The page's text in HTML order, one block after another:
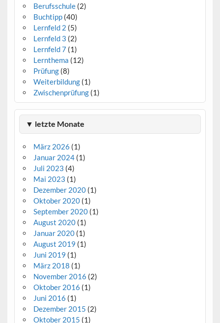
Berufsschule(2)
Buchtipp(40)
Lernfeld 2 (5)
Lernfeld 3 (2)
Lernfeld 7(1)
Lernthema (12)
Prüfung(8)
Weiterbildung(1)
Zwischenprüfung(1)
▼ letzte Monate
März 2026 (1)
Januar 2024(1)
Juli 2023 (4)
Mai 2023 (1)
Dezember 2020(1)
Oktober 2020(1)
September 2020(1)
August 2020(1)
Januar 2020(1)
August 2019 (1)
Juni 2019 (1)
März 2018 (1)
November 2016 (2)
Oktober 2016 (1)
Juni 2016 (1)
Dezember 2015 (2)
Oktober 2015 (1)